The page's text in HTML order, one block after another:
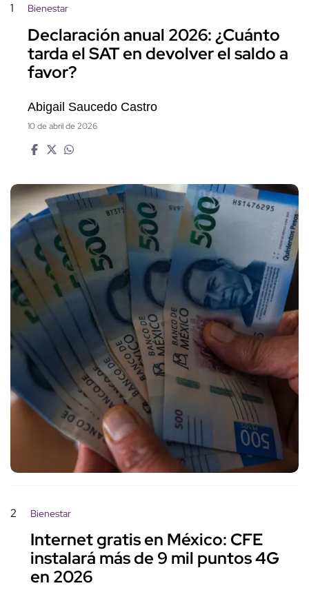
1 Bienestar
Declaración anual 2026: ¿Cuánto
tarda el SAT en devolver el saldo a
favor?
Abigail Saucedo Castro
10 de abril de 2026
2 Bienestar
Internet gratis en México: CFE
instalará más de 9 mil puntos 4G
en 2026